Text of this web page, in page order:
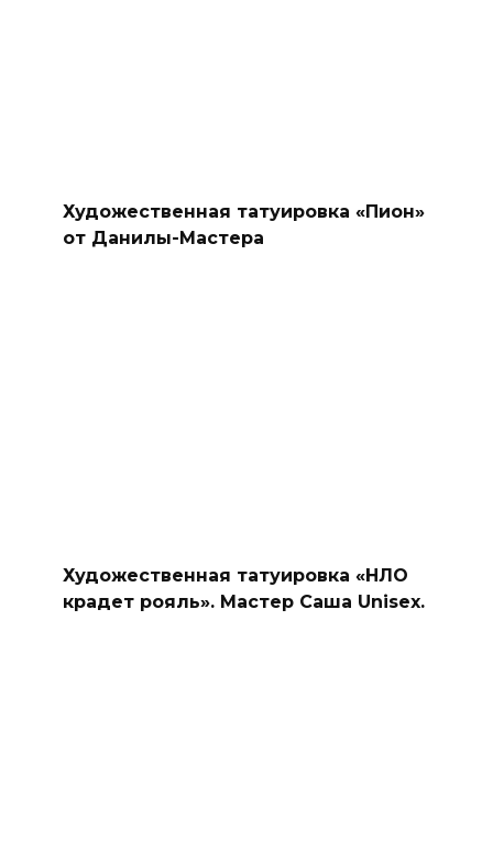
Художественная татуировка «Пион»
от Данилы-Мастера
Художественная татуировка «НЛО
крадет рояль». Мастер Саша Unisex.